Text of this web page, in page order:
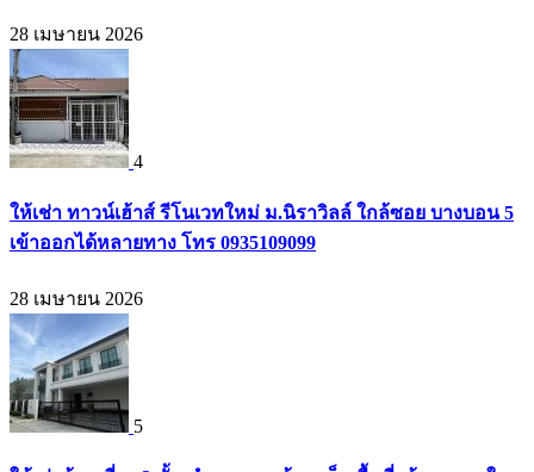
28 เมษายน 2026
4
ให้เช่า ทาวน์เฮ้าส์ รีโนเวทใหม่ ม.นิราวิลล์ ใกล้ซอย บางบอน 5
เข้าออกได้หลายทาง โทร 0935109099
28 เมษายน 2026
5